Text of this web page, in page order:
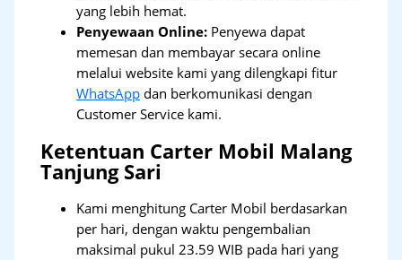
yang lebih hemat.
Penyewaan Online: Penyewa dapat
memesan dan membayar secara online
melalui website kami yang dilengkapi fitur
WhatsApp dan berkomunikasi dengan
Customer Service kami.
Ketentuan Carter Mobil Malang
Tanjung Sari
Kami menghitung Carter Mobil berdasarkan
per hari, dengan waktu pengembalian
maksimal pukul 23.59 WIB pada hari yang